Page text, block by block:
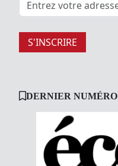
S'INSCRIRE
DERNIER NUMÉRO